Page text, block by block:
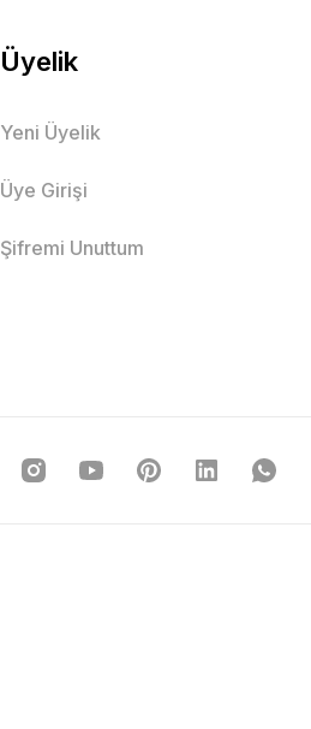
Üyelik
Yeni Üyelik
Üye Girişi
Şifremi Unuttum